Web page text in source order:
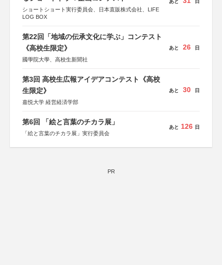
ショートショート実行委員会、日本直販株式会社、LIFE
LOG BOX
あと 日
第22回「地域の伝承文化に学ぶ」コンテスト
《高校生限定》
國學院大學、高校生新聞社
あと 26 日
第3回 高校生広報アイデアコンテスト《高校
生限定》
嘉悦大学 経営経済学部
あと 30 日
第6回 「絵と言葉のチカラ展」
「絵と言葉のチカラ展」実行委員会
あと 126 日
PR